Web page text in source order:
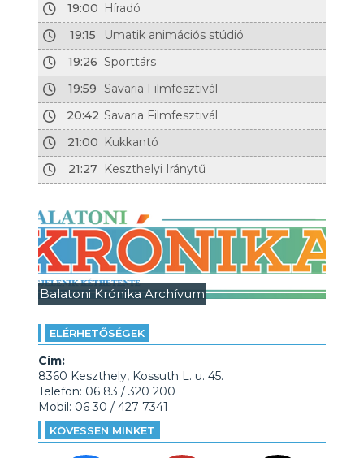
19:00 Híradó
19:15
Umatik animációs stúdió
19:26 Sporttárs
19:59
Savaria Filmfesztivál
20:42 Savaria Filmfesztivál
21:00 Kukkantó
21:27 Keszthelyi Iránytű
Balatoni Krónika Archívum
ELÉRHETŐSÉGEK
Cím:
8360 Keszthely, Kossuth L. u. 45.
Telefon: 06 83 / 320 200
Mobil: 06 30 / 427 7341
KÖVESSEN MINKET